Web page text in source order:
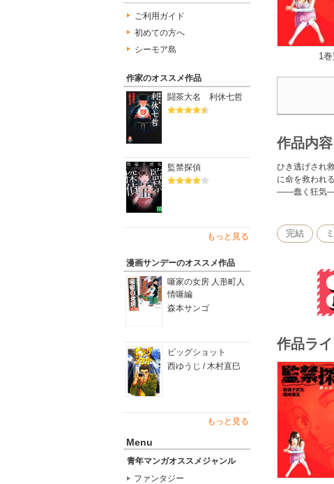
ご利用ガイド
初めての方へ
シーモア島
作家のオススメ作品
闘茶大名 利休七哲
監禁探偵
もっと見る
漫画サンデーのオススメ作品
噺家の女房 人形町人
情噺編
森本サンゴ
ビッグショット
西ゆうじ / 木村直巳
もっと見る
Menu
青年マンガオススメジャンル
ファンタジー
1
作品内容
ひき逃げされ
に命を救われ
――蠢く狂気
完結
作品ラ